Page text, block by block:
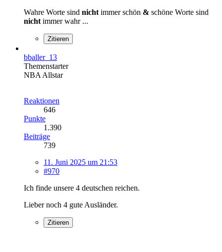
Wahre Worte sind nicht immer schön & schöne Worte sind
nicht immer wahr ...
Zitieren
bballer_13
Themenstarter
NBA Allstar
Reaktionen
646
Punkte
1.390
Beiträge
739
11. Juni 2025 um 21:53
#970
Ich finde unsere 4 deutschen reichen.
Lieber noch 4 gute Ausländer.
Zitieren